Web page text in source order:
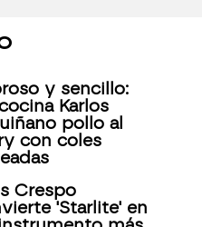
y sencillo:
Karlos
pollo al
con coles
Crespo
'Starlite' en